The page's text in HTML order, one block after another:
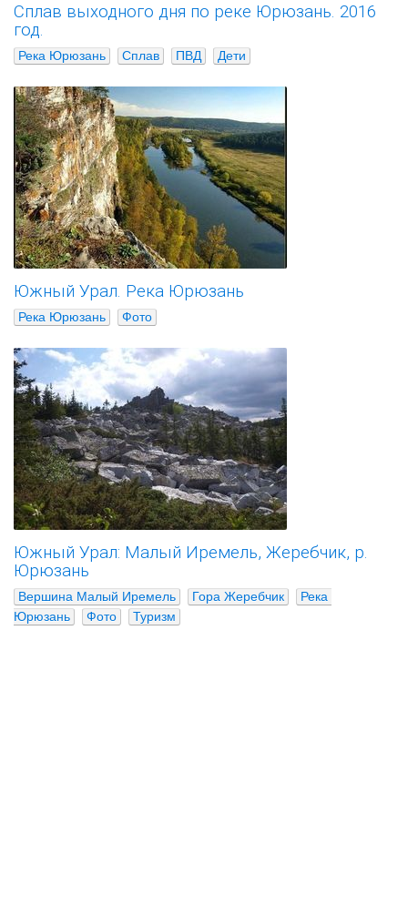
Сплав выходного дня по реке Юрюзань. 2016
год.
Река Юрюзань Сплав ПВД Дети
Южный Урал. Река Юрюзань
Река Юрюзань Фото
Южный Урал: Малый Иремель, Жеребчик, р.
Юрюзань
Вершина Малый Иремель Гора Жеребчик
Река
Юрюзань
Фото Туризм